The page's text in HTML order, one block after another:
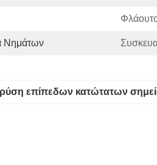
Νημάτων
επίπεδων κατώτατων